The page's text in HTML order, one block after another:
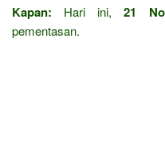
Kapan: Hari ini,21
pementasan.